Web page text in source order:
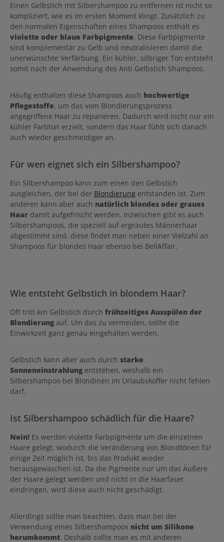
Einen Gelbstich mit Silbershampoo zu entfernen ist nicht so
kompliziert, wie es im ersten Moment klingt. Zusätzlich zu
den normalen Eigenschaften eines Shampoos enthält es
violette oder blaue Farbpigmente. Diese Farbpigmente
sind komplementär zu Gelb und neutralisieren damit die
unerwünschte Verfärbung. Ein kühler, silbriger Ton entsteht
somit nach der Anwendung des Anti Gelbstich Shampoos.
Häufig enthalten diese Shampoos auch hochwertige
Pflegestoffe, um das vom Blondierungsprozess
angegriffene Haar zu reparieren. Dadurch wird nicht nur ein
kühler Farbton erzielt, sondern das Haar fühlt sich danach
auch wieder geschmeidiger an.
Für wen eignet sich ein Silbershampoo?
Ein Silbershampoo kann zum einen den Gelbstich
ausgleichen, der bei der Blondierung entstanden ist. Zum
anderen kann aber auch natürlich blondes oder graues
Haar damit aufgefrischt werden. Inzwischen gibt es auch
Silbershampoos, die speziell auf ergrautes Männerhaar
abgestimmt sind, diese findet man neben einer Vielzahl an
Shampoos für blondes Haar ebenso bei BellAffair.
Wie entsteht Gelbstich in blondem Haar?
Oft tritt ein Gelbstich durch frühzeitiges Ausspülen der
Blondierung auf. Um das zu vermeiden, sollte die
Einwirkzeit ganz genau eingehalten werden.
Gelbstich kann aber auch durch starke
Sonneneinstrahlung entstehen, weshalb ein
Silbershampoo bei Blondinen im Urlaubskoffer nicht fehlen
darf.
Ist Silbershampoo schädlich für die Haare?
Nein! Es werden violette Farbpigmente um die einzelnen
Haare gelegt, wodurch die Veränderung von Blondtönen für
einige Zeit möglich ist, bis das Produkt wieder
herausgewaschen ist. Da die Pigmente nur um das Äußere
der Haare gelegt werden und nicht in die Haarfaser
eindringen, wird diese auch nicht geschädigt.
Allerdings sollte man beachten, dass man bei der
Verwendung eines Silbershampoos nicht um Silikone
herumkommt. Deshalb sollte man es mit anderen